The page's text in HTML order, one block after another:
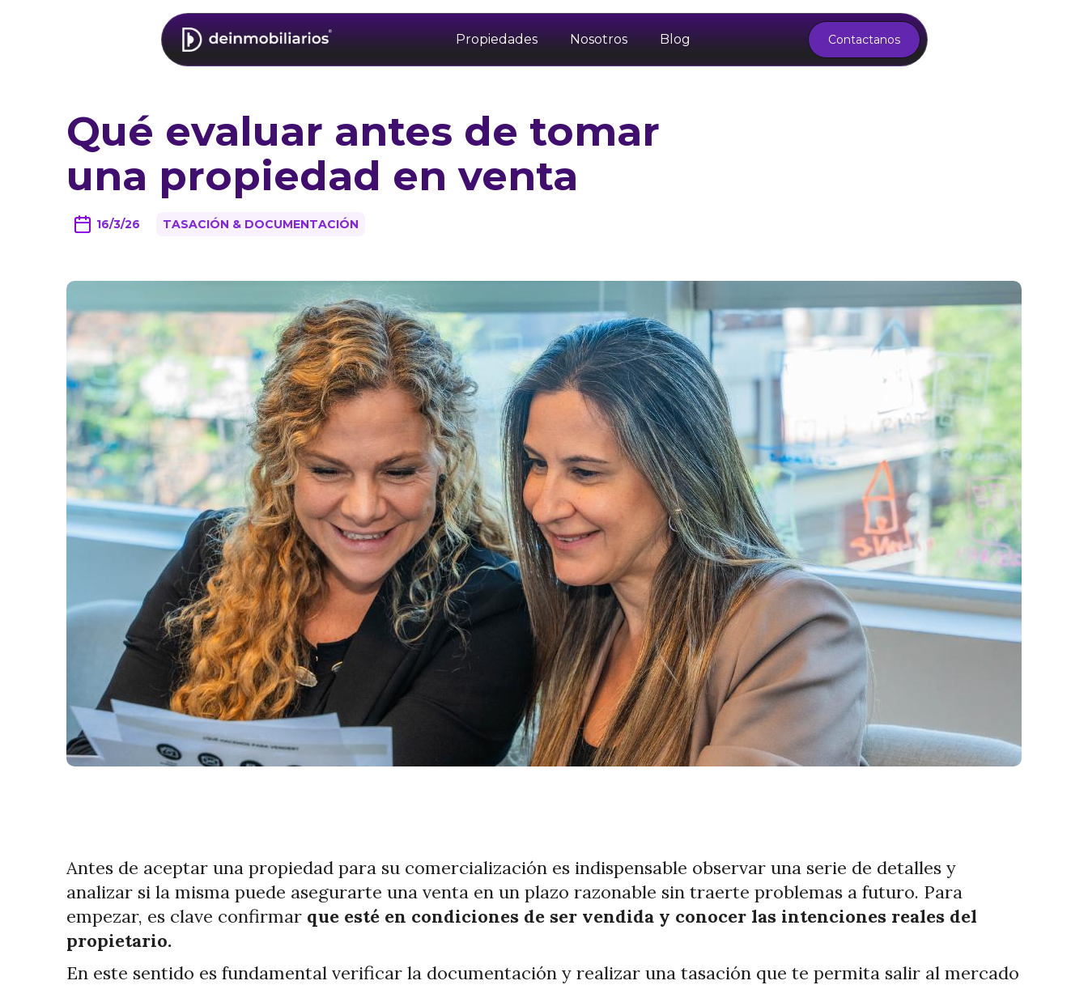
Qué evaluar antes de tomar
una propiedad en venta
16/3/26 TASACIÓN & DOCUMENTACIÓN
Propiedades Nosotros Blog Contactanos
Antes de aceptar una propiedad para su comercialización es indispensable observar una serie de detalles y
analizar si la misma puede asegurarte una venta en un plazo razonable sin traerte problemas a futuro. Para
empezar, es clave confirmar que esté en condiciones de ser vendida y conocer las intenciones reales del
propietario.
En este sentido es fundamental verificar la documentación y realizar una tasación que te permita salir al mercado